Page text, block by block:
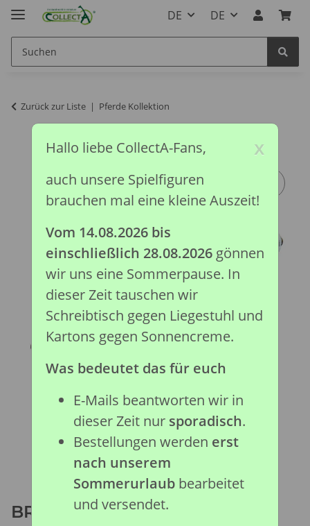
DE DE
Zurück zur Liste Pferde Kollektion
BRAUNE ARABER STUTE (XL)
x
Hallo liebe CollectA-Fans,
auch unsere Spielfiguren
brauchen mal eine kleine Auszeit!
Vom 14.08.2026 bis
einschließlich 28.08.2026gönnen
wir uns eine Sommerpause. In
dieser Zeit tauschen wir
Schreibtisch gegen Liegestuhl und
Kartons gegen Sonnencreme.
Was bedeutet das für euch
E-Mails beantworten wir in
dieser Zeit nur sporadisch.
Bestellungen werden erst
nach unserem
Sommerurlaubbearbeitet
und versendet.